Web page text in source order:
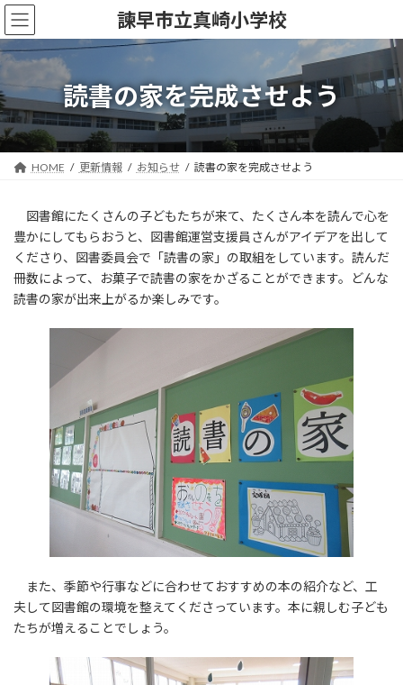
コ
ン
テ
ン
ツ
へ
ス
キ
ッ
ナ
ビ
ゲ
ー
シ
ョ
ン
に
移
諫早市立真崎小学校
読書の家を完成させよう
HOME 更新情報 お知らせ 読書の家を完成させよう
図書館にたくさんの子どもたちが来て、たくさん本を読んで心を
豊かにしてもらおうと、図書館運営支援員さんがアイデアを出して
くださり、図書委員会で「読書の家」の取組をしています。読んだ
冊数によって、お菓子で読書の家をかざることができます。どんな
読書の家が出来上がるか楽しみです。
また、季節や行事などに合わせておすすめの本の紹介など、工
夫して図書館の環境を整えてくださっています。本に親しむ子ども
たちが増えることでしょう。